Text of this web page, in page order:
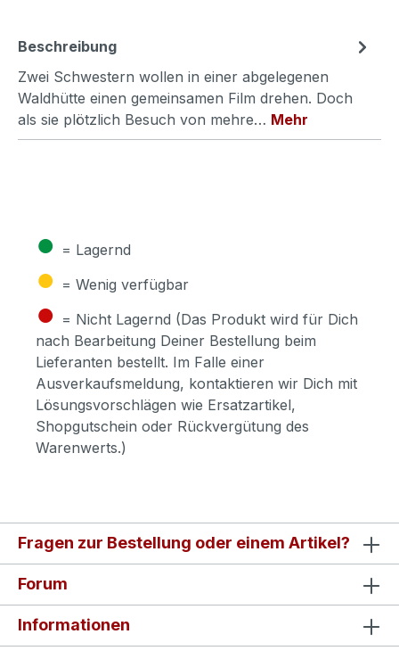
Beschreibung
Zwei Schwestern wollen in einer abgelegenen
Waldhütte einen gemeinsamen Film drehen. Doch
als sie plötzlich Besuch von mehre… Mehr
● = Lagernd
● = Wenig verfügbar
● = Nicht Lagernd (Das Produkt wird für Dich
nach Bearbeitung Deiner Bestellung beim
Lieferanten bestellt. Im Falle einer
Ausverkaufsmeldung, kontaktieren wir Dich mit
Lösungsvorschlägen wie Ersatzartikel,
Shopgutschein oder Rückvergütung des
Warenwerts.)
Fragen zur Bestellung oder einem Artikel?
Forum
Informationen